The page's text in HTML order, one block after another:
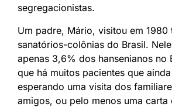
segregacionistas.
Um padre, Mário, visitou em 1980
sanatórios-colônias do Brasil.
apenas 3,6% dos hansenianos no
que há muitos pacientes que
esperando uma visita dos
amigos, ou pelo menos uma carta